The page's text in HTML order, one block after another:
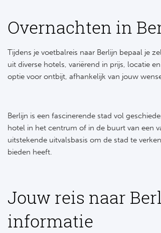
Overnachten in
Tijdens je voetbalreis naar Berlijn bepaal je
uit diverse hotels, variërend in prijs, locatie
optie voor ontbijt, afhankelijk van jouw
Berlijn is een fascinerende stad vol
hotel in het centrum of in de buurt van een
uitstekende uitvalsbasis om de stad te
bieden heeft.
Jouw reis naar
informatie